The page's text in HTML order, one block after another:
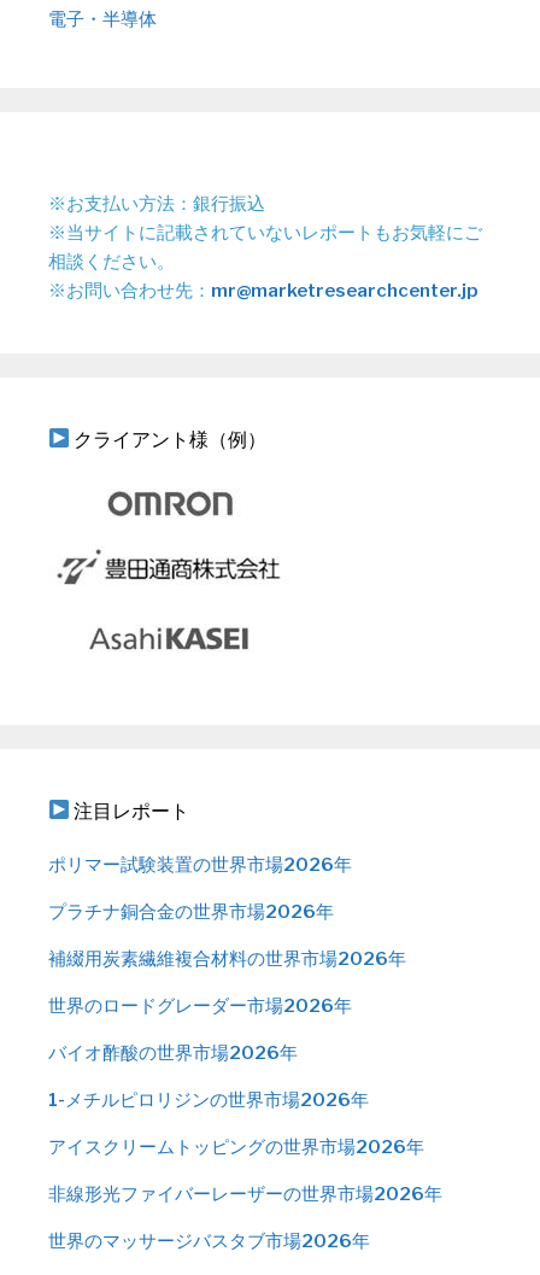
電子・半導体
※お支払い方法：銀行振込
※当サイトに記載されていないレポートもお気軽にご
相談ください。
※お問い合わせ先： mr@marketresearchcenter.jp
クライアント様（例）
注目レポート
ポリマー試験装置の世界市場2026年
プラチナ銅合金の世界市場2026年
補綴用炭素繊維複合材料の世界市場2026年
世界のロードグレーダー市場2026年
バイオ酢酸の世界市場2026年
1-メチルピロリジンの世界市場2026年
アイスクリームトッピングの世界市場2026年
非線形光ファイバーレーザーの世界市場2026年
世界のマッサージバスタブ市場2026年